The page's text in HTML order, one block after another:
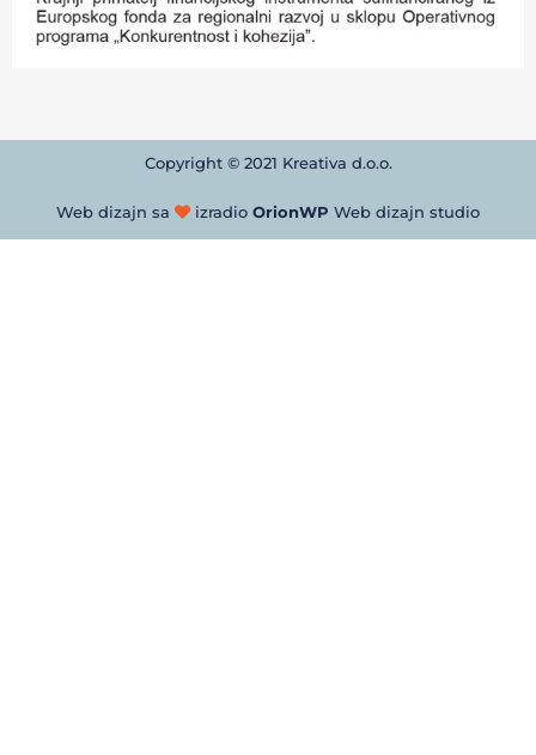
Copyright © 2021 Kreativa d.o.o.
Web dizajn sa izradio OrionWP Web dizajn studio